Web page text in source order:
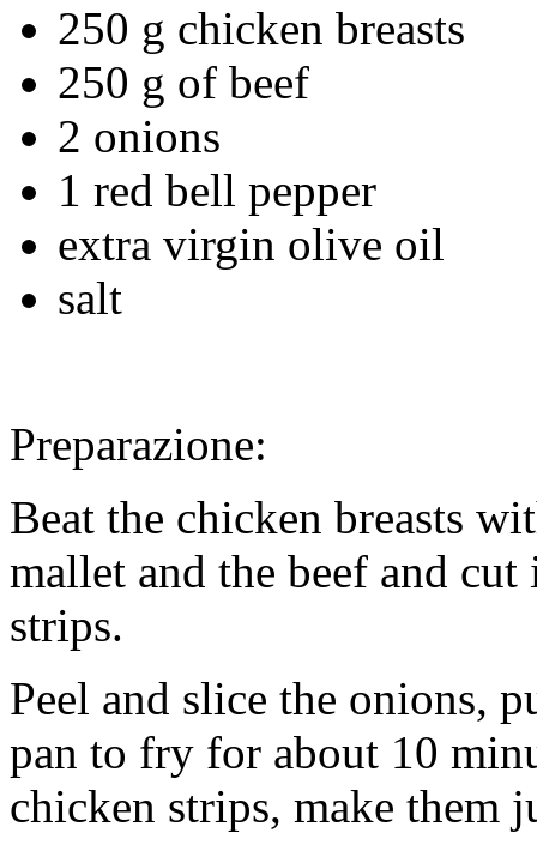
250 g chicken breasts
250 g of beef
2 onions
1 red bell pepper
extra virgin olive oil
salt
Preparazione:
Beat the chicken breasts
mallet and the beef and
strips.
Peel and slice the onions,
pan to fry for about 10
chicken strips, make them